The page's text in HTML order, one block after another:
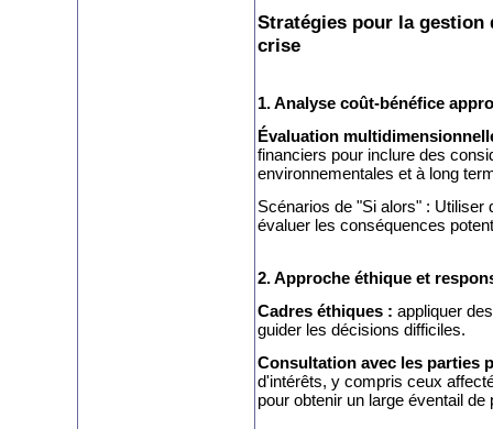
Stratégies pour la gestion
crise
1. Analyse coût-bénéfice
Évaluation
financiers pour inclure des
environnementales et à long
Scénarios de "Si alors" :
évaluer les conséquences
2. Approche éthique et
Cadres éthiques : appliquer
guider les décisions difficiles.
Consultation avec les parties
d'intérêts, y compris ceux
pour obtenir un large éventail